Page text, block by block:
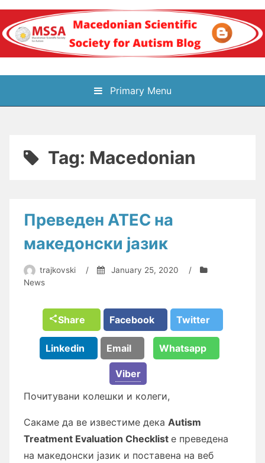
Skip
content
Блог на
Македонското научно
здружение за
Primary Menu
Tag: Macedonian
Преведен ATEC на
македонски јазик
trajkovski / January 25, 2020
/
News
Share Facebook Twitter
Linkedin Email Whatsapp
Viber
Почитувани колешки и колеги,
Сакаме да ве известиме дека Autism
Treatment Evaluation Checklist е преведена
на македонски јазик и поставена на веб